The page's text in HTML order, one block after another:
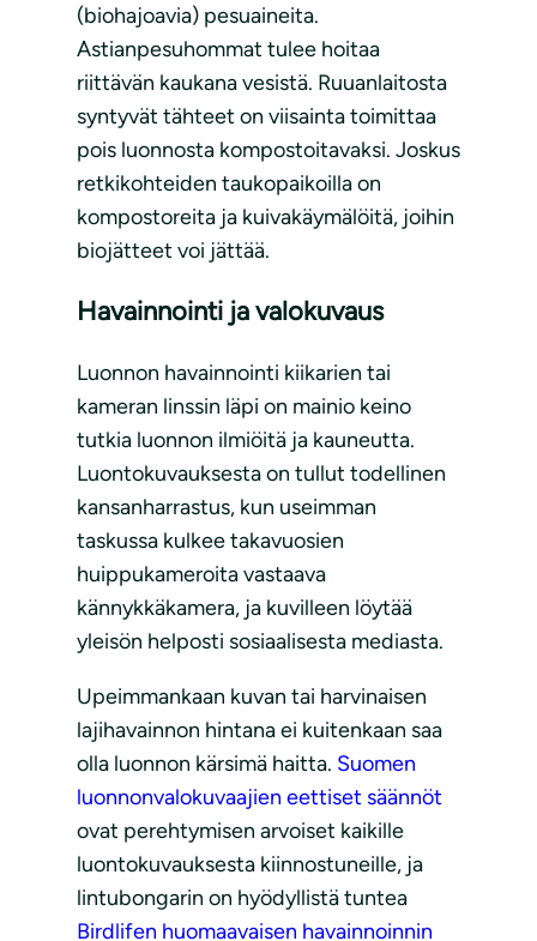
(biohajoavia) pesuaineita.
Astianpesuhommat tulee hoitaa
riittävän kaukana vesistä. Ruuanlaitosta
syntyvät tähteet on viisainta toimittaa
pois luonnosta kompostoitavaksi. Joskus
retkikohteiden taukopaikoilla on
kompostoreita ja kuivakäymälöitä, joihin
biojätteet voi jättää.
Havainnointi ja valokuvaus
Luonnon havainnointi kiikarien tai
kameran linssin läpi on mainio keino
tutkia luonnon ilmiöitä ja kauneutta.
Luontokuvauksesta on tullut todellinen
kansanharrastus, kun useimman
taskussa kulkee takavuosien
huippukameroita vastaava
kännykkäkamera, ja kuvilleen löytää
yleisön helposti sosiaalisesta mediasta.
Upeimmankaan kuvan tai harvinaisen
lajihavainnon hintana ei kuitenkaan saa
olla luonnon kärsimä haitta. Suomen
luonnonvalokuvaajien eettiset säännöt
ovat perehtymisen arvoiset kaikille
luontokuvauksesta kiinnostuneille, ja
lintubongarin on hyödyllistä tuntea
Birdlifen huomaavaisen havainnoinnin